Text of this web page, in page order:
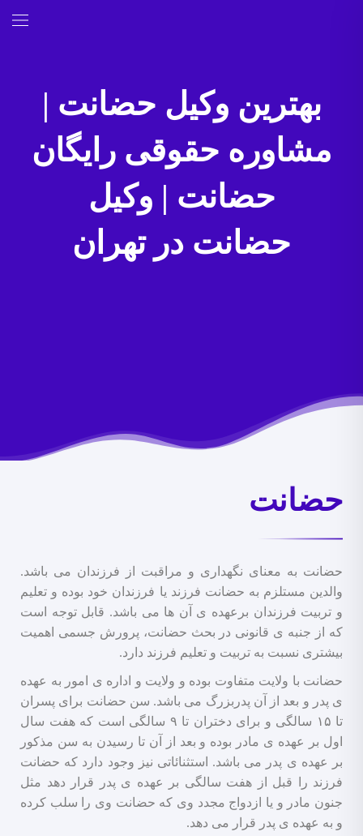
بهترین وکیل حضانت |
مشاوره حقوقی رایگان
حضانت | وکیل
حضانت در تهران
حضانت
حضانت به معنای نگهداری و مراقبت از فرزندان می باشد.
والدین مستلزم به حضانت فرزند یا فرزندان خود بوده و تعلیم
و تربیت فرزندان برعهده ی آن ها می باشد. قابل توجه است
که از جنبه ی قانونی در بحث حضانت، پرورش جسمی اهمیت
بیشتری نسبت به تربیت و تعلیم فرزند دارد.
حضانت با ولایت متفاوت بوده و ولایت و اداره ی امور به عهده
ی پدر و بعد از آن پدربزرگ می باشد. سن حضانت برای پسران
تا ۱۵ سالگی و برای دختران تا ۹ سالگی است که هفت سال
اول بر عهده ی مادر بوده و بعد از آن تا رسیدن به سن مذکور
بر عهده ی پدر می باشد. استثنائاتی نیز وجود دارد که حضانت
فرزند را قبل از هفت سالگی بر عهده ی پدر قرار دهد مثل
جنون مادر و یا ازدواج مجدد وی که حضانت وی را سلب کرده
و به عهده ی پدر قرار می دهد.